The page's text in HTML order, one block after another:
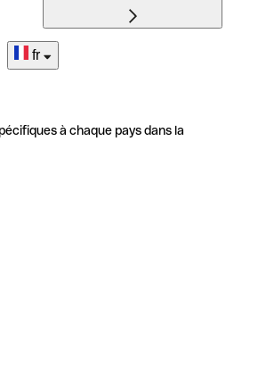
fr
à chaque pays dans la